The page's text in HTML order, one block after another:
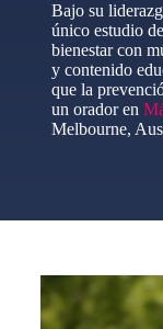
Bajo su
único estudio
bienestar con
y contenido
que la
un orador en
Melbourne,